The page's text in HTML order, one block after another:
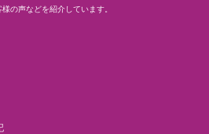
の声などを紹介しています。